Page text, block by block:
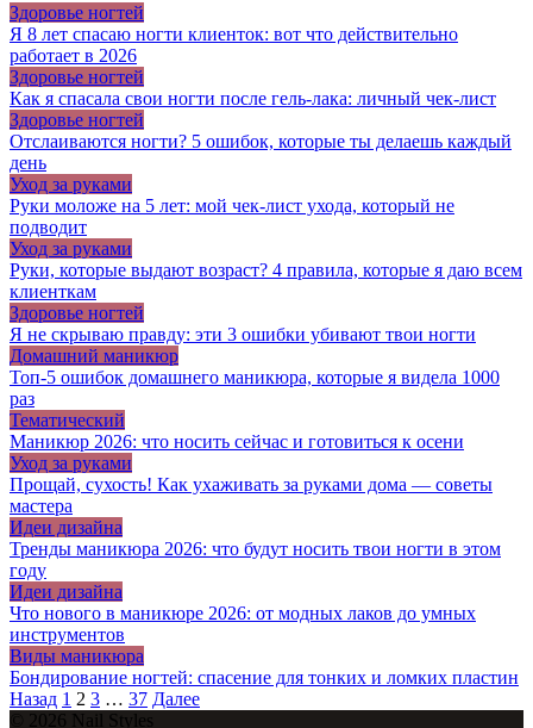
Здоровье ногтей
Я 8 лет спасаю ногти клиенток: вот что действительно
работает в 2026
Здоровье ногтей
Как я спасала свои ногти после гель-лака: личный чек-лист
Здоровье ногтей
Отслаиваются ногти? 5 ошибок, которые ты делаешь каждый
день
Уход за руками
Руки моложе на 5 лет: мой чек-лист ухода, который не
подводит
Уход за руками
Руки, которые выдают возраст? 4 правила, которые я даю всем
клиенткам
Здоровье ногтей
Я не скрываю правду: эти 3 ошибки убивают твои ногти
Домашний маникюр
Топ-5 ошибок домашнего маникюра, которые я видела 1000
раз
Тематический
Маникюр 2026: что носить сейчас и готовиться к осени
Уход за руками
Прощай, сухость! Как ухаживать за руками дома — советы
мастера
Идеи дизайна
Тренды маникюра 2026: что будут носить твои ногти в этом
году
Идеи дизайна
Что нового в маникюре 2026: от модных лаков до умных
инструментов
Виды маникюра
Бондирование ногтей: спасение для тонких и ломких пластин
Пагинация
записей
Назад 1 2 3 … 37 Далее
© 2026 Nail Styles